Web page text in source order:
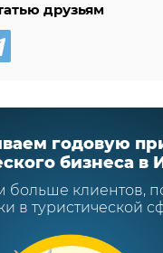
друзьям
годовую
бизнеса в
больше клиентов,
в туристической